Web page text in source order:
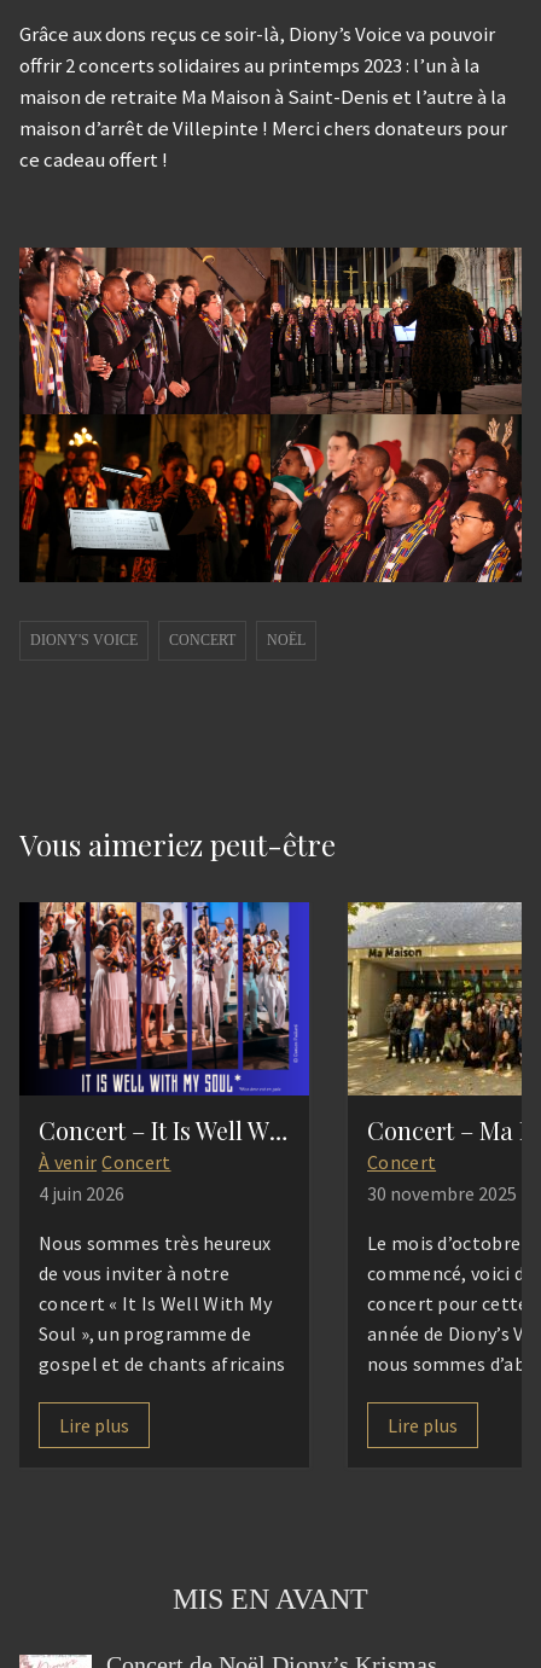
Grâce aux dons reçus ce soir-là, Diony’s Voice va pouvoir
offrir 2 concerts solidaires au printemps 2023 : l’un à la
maison de retraite Ma Maison à Saint-Denis et l’autre à la
maison d’arrêt de Villepinte ! Merci chers donateurs pour
ce cadeau offert !
DIONY'S VOICE CONCERT NOËL
Vous aimeriez peut-être
Concert – It Is Well With My Soul
À venir Concert
4 juin 2026
Nous sommes très heureux
de vous inviter à notre
concert « It Is Well With My
Soul », un programme de
gospel et de chants africains
Gomar. Accompagnés de nos
choristes et musiciens, nous
œuvres emblématiques du
Lire plus
Concert – Ma
Concert
30 novembre 2025
Le mois d’octobre
commencé, voici
concert pour cette
année de Diony’s
nous sommes
convivialité
connaissance, se
Lire plus
MIS EN AVANT